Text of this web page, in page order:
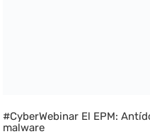
#CyberWebinar El EPM:
malware